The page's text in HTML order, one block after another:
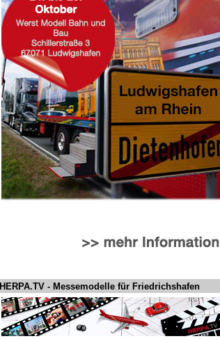
HERPA.TV - Messemodelle für Friedrichshafen